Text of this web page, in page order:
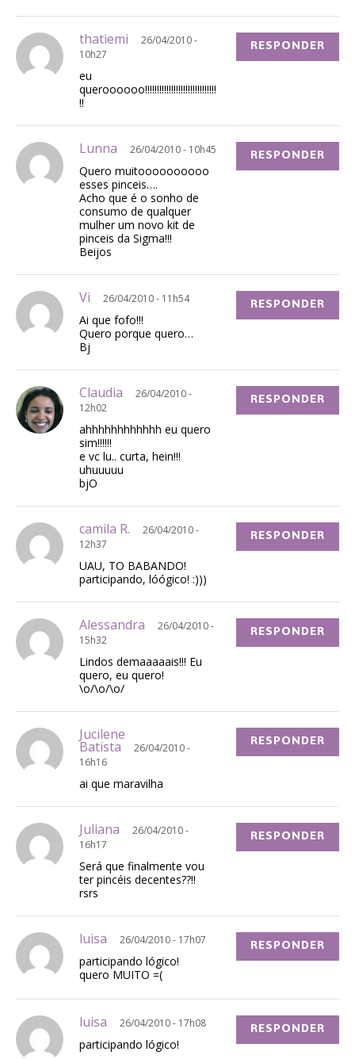
thatiemi
26/04/2010 -
10h27
eu
queroooooo!!!!!!!!!!!!!!!!!!!!!!!!!!!!!!
!!
RESPONDER
Lunna 26/04/2010 - 10h45
Quero muitoooooooooo
esses pinceis….
Acho que é o sonho de
consumo de qualquer
mulher um novo kit de
pinceis da Sigma!!!
Beijos
RESPONDER
Vi 26/04/2010 - 11h54
Ai que fofo!!!
Quero porque quero…
Bj
RESPONDER
Claudia
26/04/2010 -
12h02
ahhhhhhhhhhhh eu quero
sim!!!!!!
e vc lu.. curta, hein!!!
uhuuuuu
bjO
RESPONDER
camila R.
26/04/2010 -
12h37
UAU, TO BABANDO!
participando, lóógico! :)))
RESPONDER
Alessandra
26/04/2010 -
15h32
Lindos demaaaaais!!! Eu
quero, eu quero!
\o/\o/\o/
RESPONDER
Jucilene
Batista
26/04/2010 -
16h16
ai que maravilha
RESPONDER
Juliana
26/04/2010 -
16h17
Será que finalmente vou
ter pincéis decentes??!!
rsrs
RESPONDER
luisa 26/04/2010 - 17h07
participando lógico!
quero MUITO =(
RESPONDER
luisa 26/04/2010 - 17h08
participando lógico!
RESPONDER